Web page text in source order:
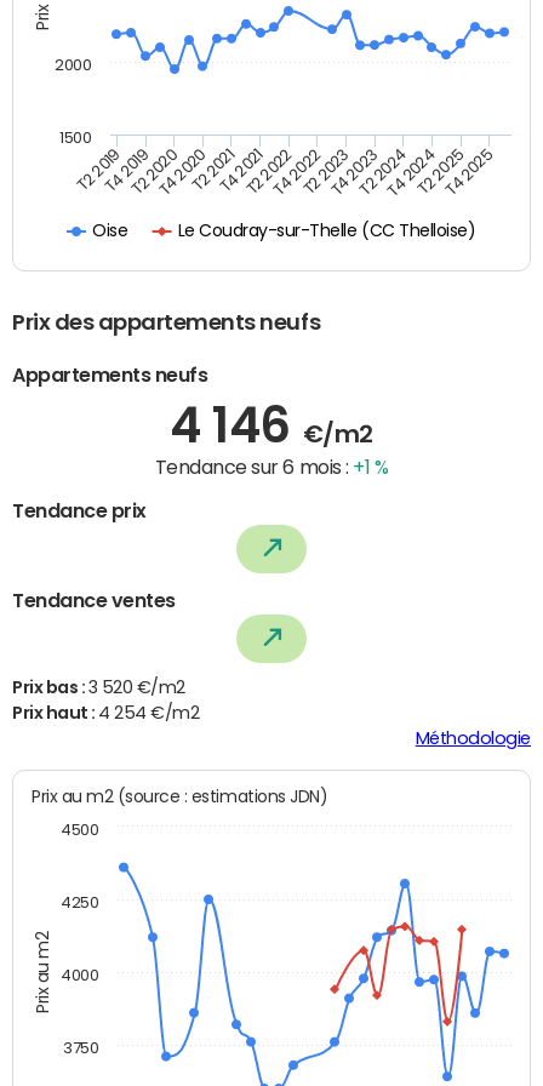
Oise Le Coudray-sur-Thelle (CC Thelloise)
T2 2019T4 2019T2 2020T4 2020T2 2021T4 2021T2 2022T4 2022T2 2023T4 2023T2 2024T4 2024T2 2025T4 2025
2000
1500
Prix des appartements neufs
Appartements neufs
4 146 €/m2
Tendance sur 6 mois : +1 %
Tendance prix
Tendance ventes
Prix bas : 3 520 €/m2
Prix haut : 4 254 €/m2
Méthodologie
Prix au m2
Prix au m2 (source : estimations JDN)
4000
3750
4250
4500